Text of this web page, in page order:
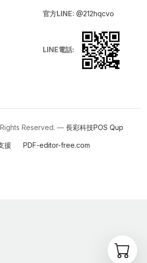
官方LINE: @212hqcvo
LINE電話:
Reserved. — 長彩科技POS Qup
援 PDF-editor-free.com